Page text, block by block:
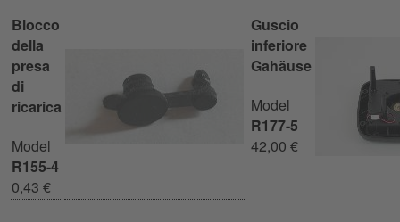
Blocco
della
presa
di
ricarica
Model
R155-4
0,43 €
Guscio
inferiore
Gahäuse
Model
R177-5
42,00 €